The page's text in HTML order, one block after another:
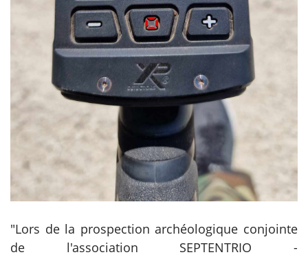
"Lors de la prospection archéologique conjointe
de l'association SEPTENTRIO -